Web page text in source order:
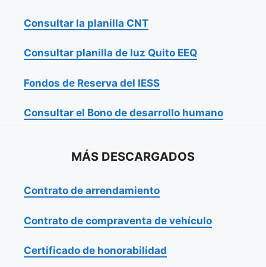
Consultar la planilla CNT
Consultar planilla de luz Quito EEQ
Fondos de Reserva del IESS
Consultar el Bono de desarrollo humano
MÁS DESCARGADOS
Contrato de arrendamiento
Contrato de compraventa de vehículo
Certificado de honorabilidad